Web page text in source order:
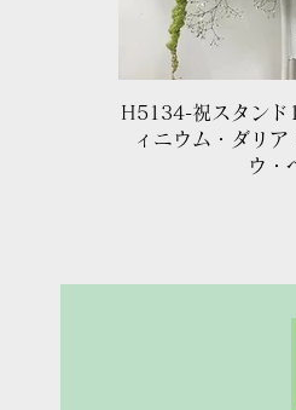
ク
H5134-祝スタン
ィニウム・ダリ
ウ・